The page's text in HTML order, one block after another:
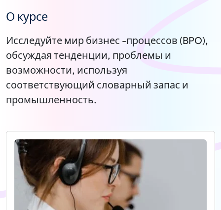
О курсе
Исследуйте мир бизнес -процессов (BPO),
обсуждая тенденции, проблемы и
возможности, используя
соответствующий словарный запас и
промышленность.